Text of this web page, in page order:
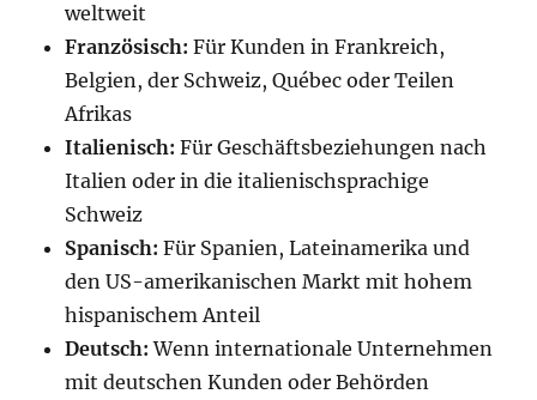
weltweit
Französisch: Für Kunden in Frankreich,
Belgien, der Schweiz, Québec oder Teilen
Afrikas
Italienisch: Für Geschäftsbeziehungen nach
Italien oder in die italienischsprachige
Schweiz
Spanisch: Für Spanien, Lateinamerika und
den US-amerikanischen Markt mit hohem
hispanischem Anteil
Deutsch: Wenn internationale Unternehmen
mit deutschen Kunden oder Behörden